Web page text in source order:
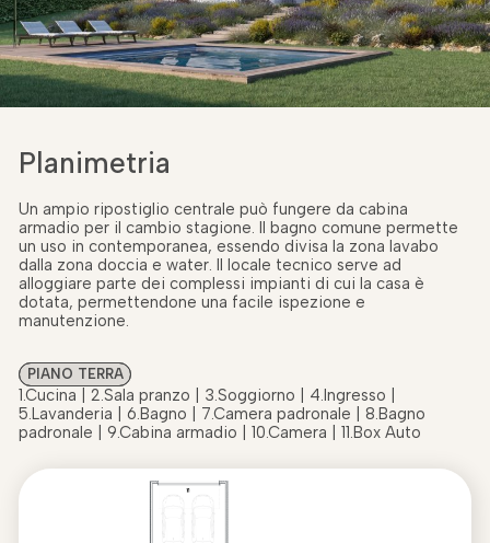
Planimetria
Un ampio ripostiglio centrale può fungere da cabina
armadio per il cambio stagione. Il bagno comune permette
un uso in contemporanea, essendo divisa la zona lavabo
dalla zona doccia e water. Il locale tecnico serve ad
alloggiare parte dei complessi impianti di cui la casa è
dotata, permettendone una facile ispezione e
manutenzione.
1.Cucina | 2.Sala pranzo | 3.Soggiorno | 4.Ingresso |
5.Lavanderia | 6.Bagno | 7.Camera padronale | 8.Bagno
padronale | 9.Cabina armadio | 10.Camera | 11.Box Auto
PIANO TERRA